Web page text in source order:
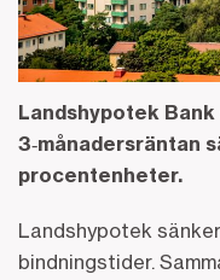
Landshypotek
3‑månadersräntan
procentenheter.
Landshypotek
bindningstider.